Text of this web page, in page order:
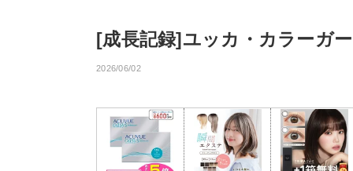
[成長記録]ユッカ・カラーガ
2026/06/02